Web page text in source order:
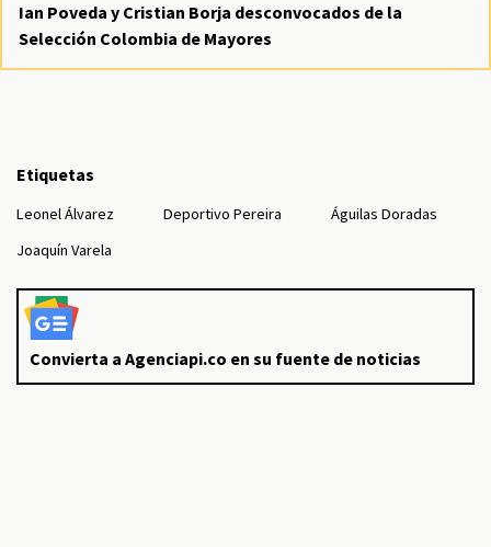
Ian Poveda y Cristian Borja desconvocados de la
Selección Colombia de Mayores
Etiquetas
Leonel Álvarez Deportivo Pereira
Águilas Doradas
Joaquín Varela
Convierta a Agenciapi.co en su fuente de noticias